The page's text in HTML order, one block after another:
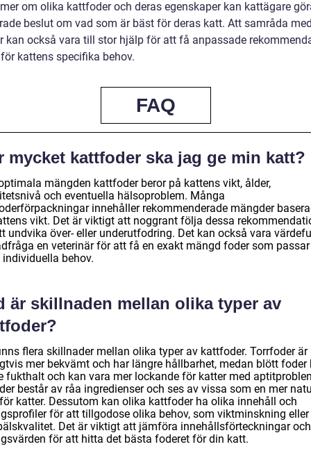
om olika kattfoder och deras egenskaper kan kattägare
beslut om vad som är bäst för deras katt. Att samråda
kan också vara till stor hjälp för att få anpassade
kattens specifika behov.
FAQ
mycket kattfoder ska jag ge min katt?
mängden kattfoder beror på kattens vikt, ålder,
och eventuella hälsoproblem. Många
innehåller rekommenderade mängder
vikt. Det är viktigt att noggrant följa dessa
undvika över- eller underutfodring. Det kan också vara
en veterinär för att få en exakt mängd foder som
behov.
är skillnaden mellan olika typer av
flera skillnader mellan olika typer av kattfoder. Torrfoder är
mer bekvämt och har längre hållbarhet, medan blött foder
fukthalt och kan vara mer lockande för katter med
består av råa ingredienser och ses av vissa som en mer
katter. Dessutom kan olika kattfoder ha olika innehåll och
för att tillgodose olika behov, som viktminskning eller
Det är viktigt att jämföra innehållsförteckningar och
för att hitta det bästa foderet för din katt.